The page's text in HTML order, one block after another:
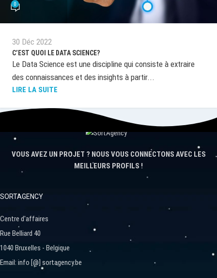
0
30 Déc 2022
C’EST QUOI LE DATA SCIENCE?
Le Data Science est une discipline qui consiste à extraire
des connaissances et des insights à partir...
LIRE LA SUITE
VOUS AVEZ UN PROJET ? NOUS VOUS CONNECTONS AVEC LES
MEILLEURS PROFILS !
SORTAGENCY
Centre d'affaires
Rue Belliard 40
1040 Bruxelles - Belgique
Email: info [@] sortagency.be